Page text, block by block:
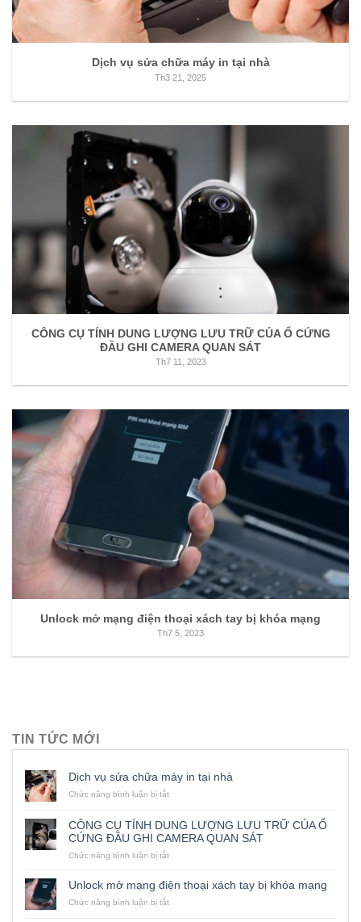
Dịch vụ sửa chữa máy in tại nhà
Th3 21, 2025
CÔNG CỤ TÍNH DUNG LƯỢNG LƯU TRỮ CỦA Ổ CỨNG
ĐẦU GHI CAMERA QUAN SÁT
Th7 11, 2023
Unlock mở mạng điện thoại xách tay bị khóa mạng
Th7 5, 2023
TIN TỨC MỚI
Dịch vụ sửa chữa máy in tại nhà
Chức năng bình luận bị tắtở
sửa
chữa
máy
nhà
CÔNG CỤ TÍNH DUNG LƯỢNG LƯU TRỮ CỦA Ổ
CỨNG ĐẦU GHI CAMERA QUAN SÁT
Chức năng bình luận bị tắtở
CỤ
TÍNH
DUNG
Unlock mở mạng điện thoại xách tay bị khóa mạng
Chức năng bình luận bị tắtở